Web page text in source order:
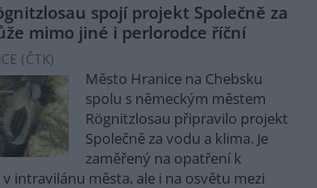
spojí projekt Společně za
mimo jiné i perlorodce říční
(ČTK)
Město Hranice na Chebsku
spolu s německým městem
Rögnitzlosau připravilo projekt
Společně za vodu a klima. Je
zaměřený na opatření k
intravilánu města, ale i na osvětu mezi